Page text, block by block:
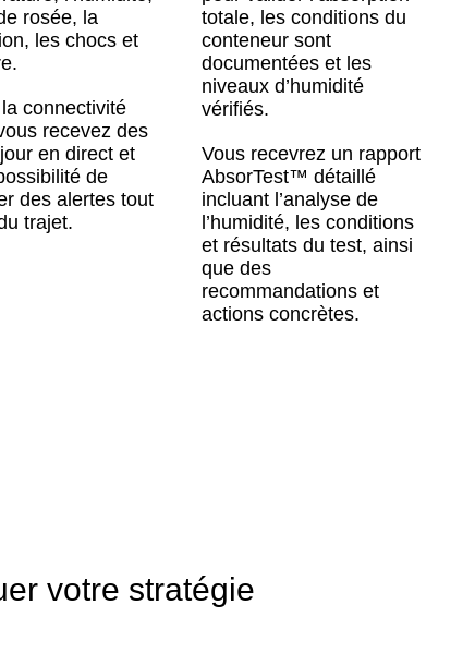
rosée, la
les chocs et
connectivité
recevez des
en direct et
de
des alertes tout
trajet.
totale, les conditions du
conteneur sont
documentées et les
niveaux d’humidité
vérifiés.
Vous recevrez un rapport
AbsorTest™ détaillé
incluant l’analyse de
l’humidité, les conditions
et résultats du test, ainsi
que des
recommandations et
actions concrètes.
votre stratégie